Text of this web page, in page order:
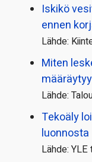
Iskikö
ennen
Lähde:
Miten
Lähde:
Tekoäly
luonnosta
Lähde: YLE